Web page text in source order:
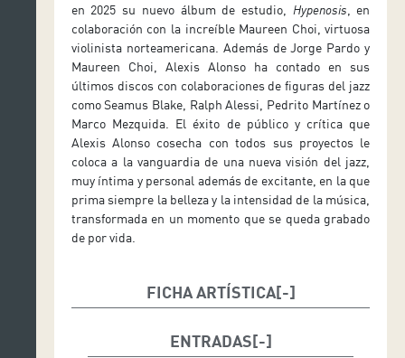
en 2025 su nuevo álbum de estudio, Hypenosis , en
colaboración con la increíble Maureen Choi, virtuosa
violinista norteamericana. Además de Jorge Pardo y
Maureen Choi, Alexis Alonso ha contado en sus
últimos discos con colaboraciones de figuras del jazz
como Seamus Blake, Ralph Alessi, Pedrito Martínez o
Marco Mezquida. El éxito de público y crítica que
Alexis Alonso cosecha con todos sus proyectos le
coloca a la vanguardia de una nueva visión del jazz,
muy íntima y personal además de excitante, en la que
prima siempre la belleza y la intensidad de la música,
transformada en un momento que se queda grabado
de por vida.
FICHA ARTÍSTICA
Alexis Alonso Sextet
ENTRADAS